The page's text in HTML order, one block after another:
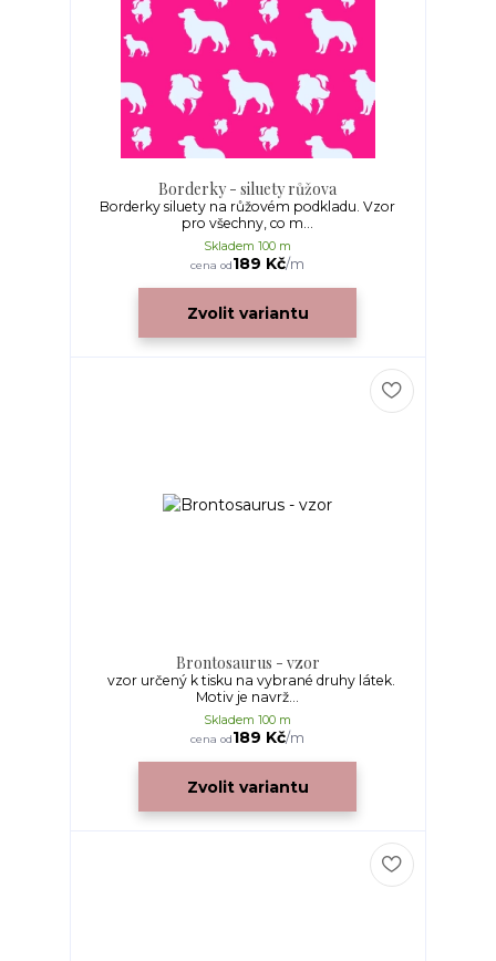
Borderky - siluety růžova
Borderky siluety na růžovém podkladu. Vzor
pro všechny, co m...
cena od189 Kč/m
Skladem 100 m
Zvolit variantu
Brontosaurus - vzor
vzor určený k tisku na vybrané druhy látek.
Motiv je navrž...
cena od189 Kč/m
Skladem 100 m
Zvolit variantu